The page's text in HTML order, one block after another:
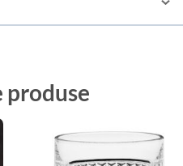
produse